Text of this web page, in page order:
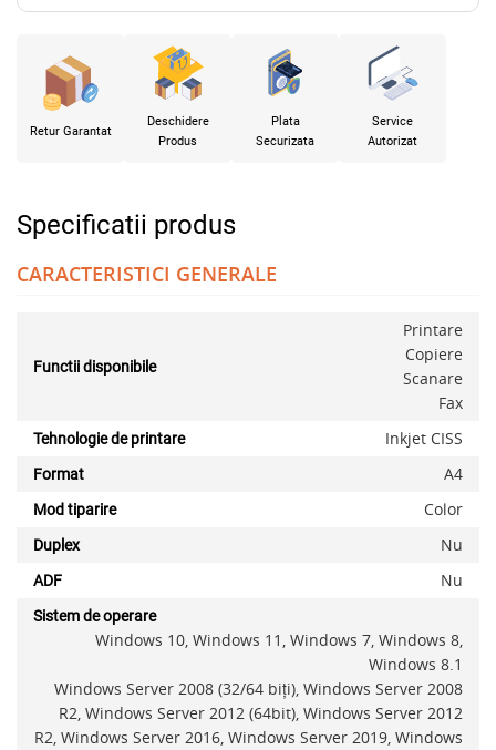
Retur Garantat
Deschidere
Produs
Plata
Securizata
Service
Autorizat
Specificatii produs
CARACTERISTICI GENERALE
Functii disponibile
Printare
Copiere
Scanare
Fax
Tehnologie de printare Inkjet CISS
Format A4
Mod tiparire Color
Duplex Nu
ADF Nu
Sistem de operare
Windows 10, Windows 11, Windows 7, Windows 8,
Windows 8.1
Windows Server 2008 (32/64 biţi), Windows Server 2008
R2, Windows Server 2012 (64bit), Windows Server 2012
R2, Windows Server 2016, Windows Server 2019, Windows